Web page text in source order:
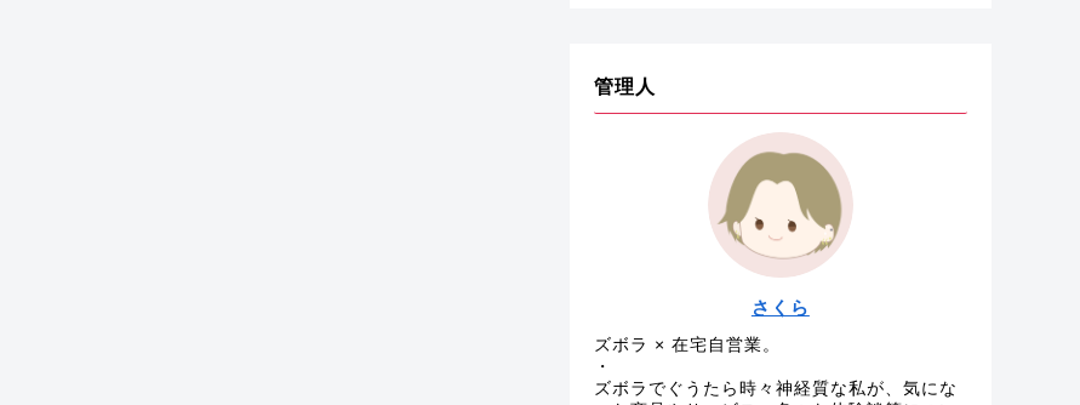
管理人
さくら
ズボラ × 在宅自営業。
・
ズボラでぐうたら時々神経質な私が、気にな